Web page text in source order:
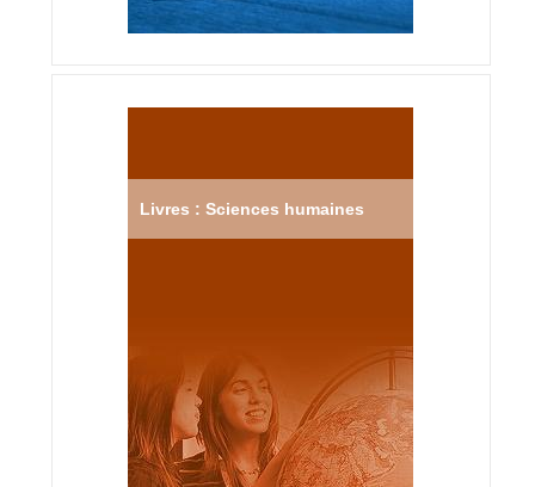
Livres : Sciences humaines